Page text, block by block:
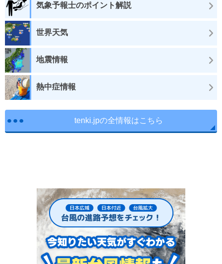
気象予報士のポイント解説
世界天気
地震情報
熱中症情報
tenki.jpの全情報はこちら